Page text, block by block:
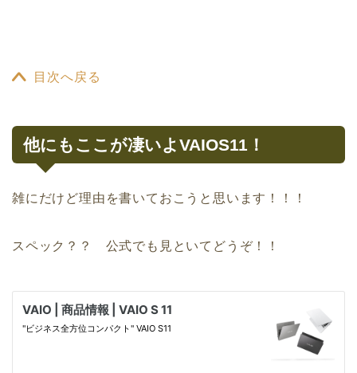
目次へ戻る
他にもここが凄いよVAIOS11！
雑にだけど理由を書いておこうと思います！！！
スペック？？ 公式でも見といてどうぞ！！